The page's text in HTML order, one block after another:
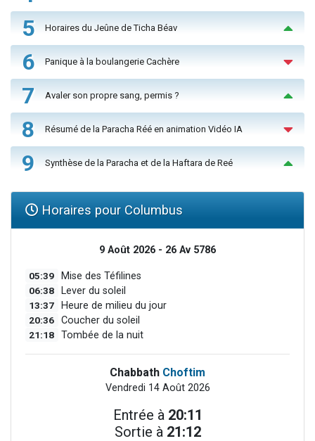
5 Horaires du Jeûne de Ticha Béav
6 Panique à la boulangerie Cachère
7 Avaler son propre sang, permis ?
8 Résumé de la Paracha Réé en animation Vidéo IA
9 Synthèse de la Paracha et de la Haftara de Reé
Horaires pour Columbus
9 Août 2026 - 26 Av 5786
05:39 Mise des Téfilines
06:38 Lever du soleil
13:37 Heure de milieu du jour
20:36 Coucher du soleil
21:18 Tombée de la nuit
Chabbath Choftim
Vendredi 14 Août 2026
Entrée à 20:11
Sortie à 21:12